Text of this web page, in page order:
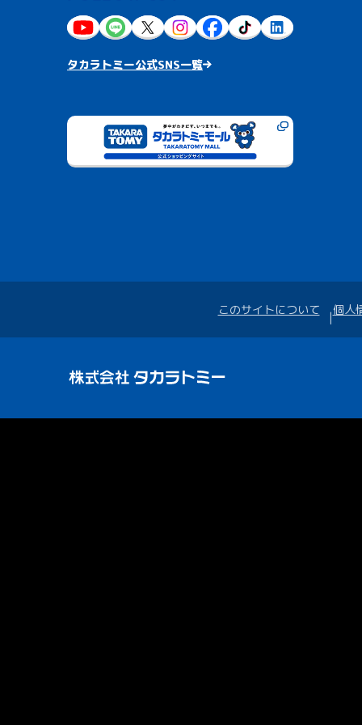
タカラトミー公式SNS一覧
このサイトについて 個人